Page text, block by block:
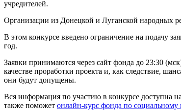
учредителей.
Организации из Донецкой и Луганской народных
В этом конкурсе введено ограничение на подачу
год.
Заявки принимаются через сайт фонда до 23:30
качестве проработки проекта и, как следствие,
они будут допущены.
Вся информация по участию в конкурсе доступна
также поможет онлайн-курс фонда по